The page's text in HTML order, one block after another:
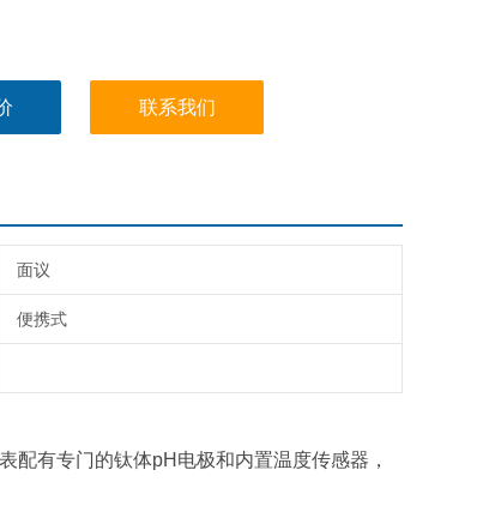
联系我们
面议
便携式
配有专门的钛体pH电极和内置温度传感器，